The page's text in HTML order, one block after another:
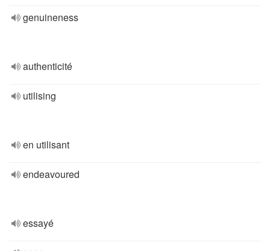
genuineness
authenticité
utilising
en utilisant
endeavoured
essayé